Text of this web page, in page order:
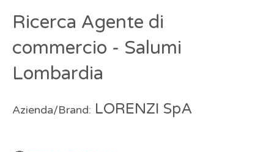
Ricerca Agente di
commercio - Salumi
Lombardia
Azienda/Brand: LORENZI SpA